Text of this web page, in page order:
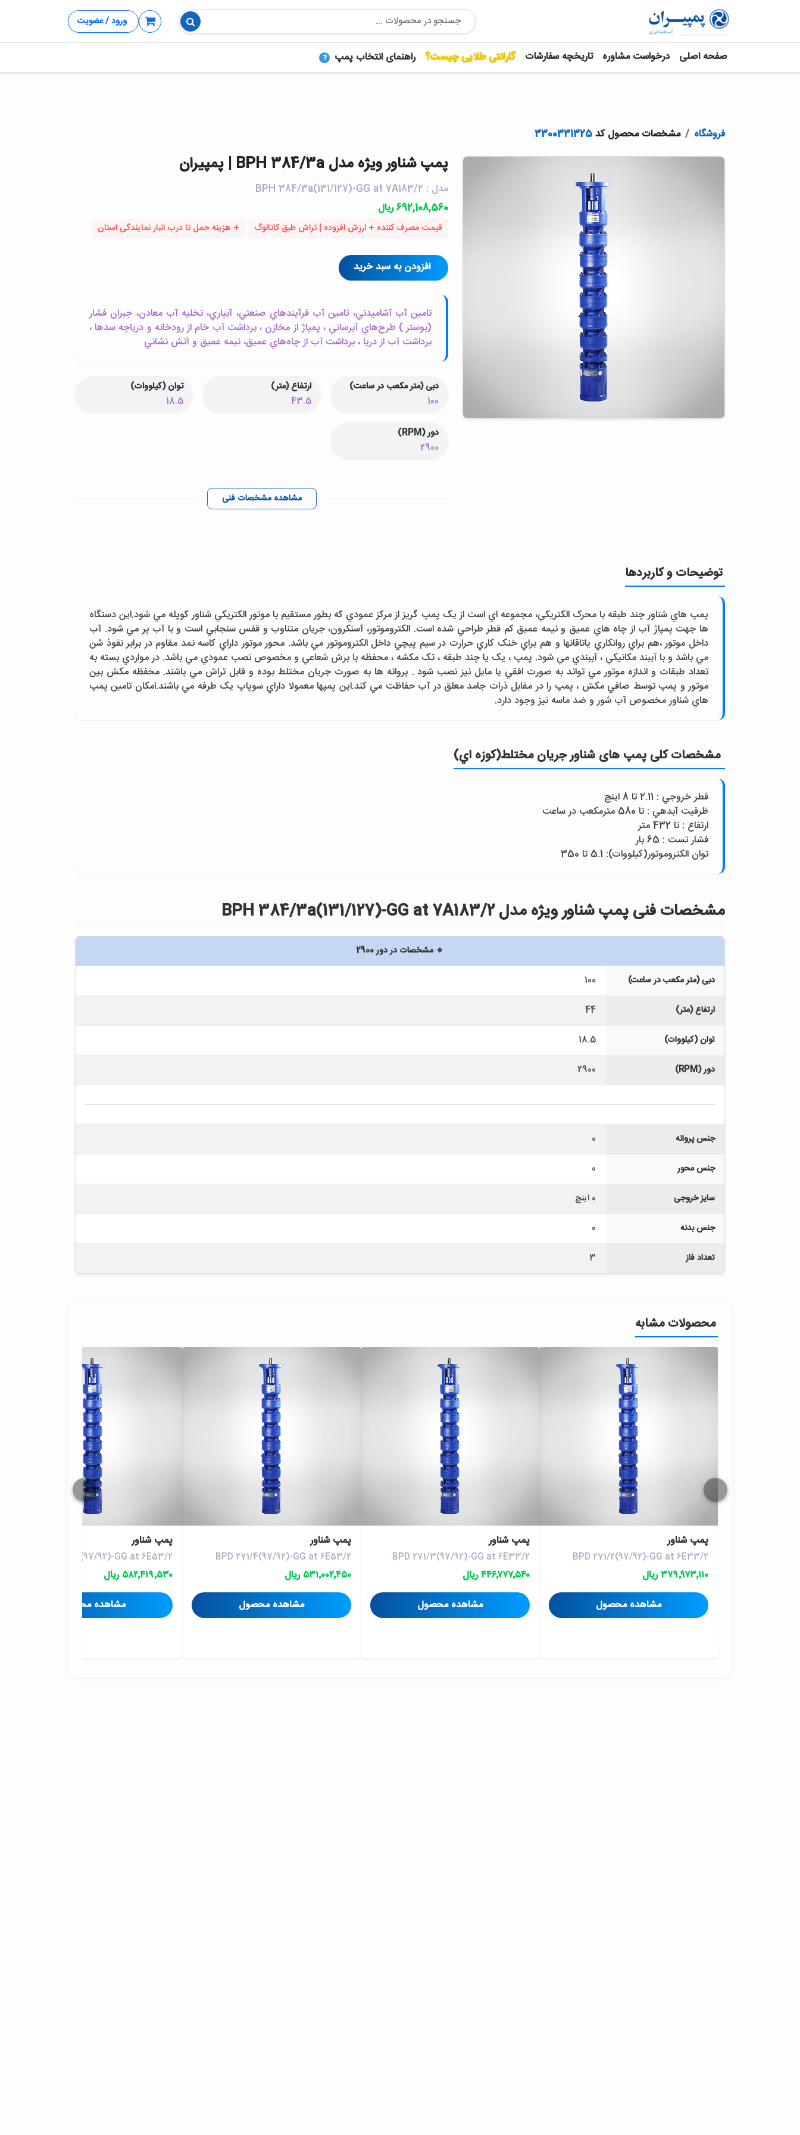
ورود / عضویت
صفحه اصلی درخواست مشاوره تاریخچه سفارشات گارانتی طلایی چیست؟ راهنمای انتخاب پمپ ?
فروشگاه مشخصات محصول کد3300331325
پمپ شناور ويژه مدل BPH 384/3a | پمپیران
مدل : BPH 384/3a(131/127)-GG at 7A183/2
692,108,560 ریال
قیمت مصرف کننده + ارزش افزوده | تراش طبق کاتالوگ + هزینه حمل تا درب انبار نمایندگی استان
افزودن به سبد خرید
تامين آب آشاميدني، تامين آب فرآيندهاي صنعتي، آبياري، تخليه آب معادن، جبران فشار
(بوستر ) طرح‌هاي آبرساني ، پمپاژ از مخازن ، برداشت آب خام از رودخانه و درياچه سدها ،
برداشت آب از دريا ، برداشت آب از چاه‌هاي عميق، نيمه عميق و آتش نشاني
دبی (متر مکعب در ساعت)
100
ارتفاع (متر)
43.5
توان (کیلووات)
18.5
دور (RPM)
2900
مشاهده مشخصات فنی
توضیحات و کاربردها
پمپ هاي شناور چند طبقه با محرک الکتريکي، مجموعه اي است از يک پمپ گريز از مرکز عمودي که بطور مستقيم با موتور الکتريکي شناور کوپله مي شود.اين دستگاه
ها جهت پمپاژ آب از چاه هاي عميق و نيمه عميق کم قطر طراحي شده است. الکتروموتور، آسنکرون، جريان متناوب و قفس سنجابي است و با آب پر مي شود. آب
داخل موتور ،هم براي روانکاري ياتاقانها و هم براي خنک کاري حرارت در سيم پيچي داخل الکتروموتور مي باشد. محور موتور داراي کاسه نمد مقاوم در برابر نفوذ شن
مي باشد و با آببند مکانيکي ، آببندي مي شود. پمپ ، يک يا چند طبقه ، تک مکشه ، محفظه با برش شعاعي و مخصوص نصب عمودي مي باشد. در مواردي بسته به
تعداد طبقات و اندازه موتور مي تواند به صورت افقي يا مايل نيز نصب شود . پروانه ها به صورت جريان مختلط بوده و قابل تراش مي باشند. محفظه مکش بين
موتور و پمپ توسط صافي مکش ، پمپ را در مقابل ذرات جامد معلق در آب حفاظت مي کند.اين پمپها معمولا داراي سوپاپ يک طرفه مي باشند.امکان تامين پمپ
هاي شناور مخصوص آب شور و ضد ماسه نيز وجود دارد.
مشخصات کلی پمپ های شناور جريان مختلط(کوزه اي)
قطر خروجي : 2.11 تا 8 اينچ
ظرفيت آبدهي : تا 580 مترمکعب در ساعت
ارتفاع : تا 432 متر
فشار تست : 65 بار
توان الکتروموتور(کيلووات): 5.1 تا 350
مشخصات فنی پمپ شناور ويژه مدل BPH 384/3a(131/127)-GG at 7A183/2
🔹 مشخصات در دور 2900
دبی (متر مکعب در ساعت) 100
ارتفاع (متر) 44
توان (کیلووات) 18.5
دور (RPM) 2900
جنس پروانه 0
جنس محور 0
سایز خروجی 0 اینچ
جنس بدنه 0
تعداد فاز 3
محصولات مشابه
پمپ شناور
BPD 271/2(97/92)-GG at 6E33/2
۳۷۹٬۹۷۳٬۱۱۰ ریال
مشاهده محصول
پمپ شناور
BPD 271/3(97/92)-GG at 6E33/2
۴۴۶٬۷۷۷٬۵۴۰ ریال
مشاهده محصول
پمپ شناور
BPD 271/4(97/92)-GG at 6E53/2
۵۳۱٬۰۰۲٬۴۵۰ ریال
مشاهده محصول
پمپ شناور
BPD 271/5(97/92)-GG at 6E53/2
۵۸۲٬۴۱۹٬۵۳۰ ریال
مشاهده محصول